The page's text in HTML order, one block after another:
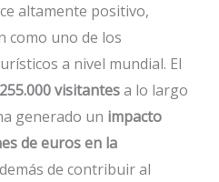
altamente positivo,
como uno de los
a nivel mundial. El
255.000 visitantesa lo largo
generado un impacto
de euros en la
de contribuir al